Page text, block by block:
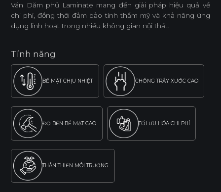
Ván Dăm phủ Laminate mang đến giải pháp hiệu quả về
chi phí, đồng thời đảm bảo tính thẩm mỹ và khả năng ứng
dụng linh hoạt trong nhiều không gian nội thất.
Tính năng
BỀ MẶT CHỊU NHIỆT CHỐNG TRẦY XƯỚC CAO
ĐỘ BỀN BỀ MẶT CAO TỐI ƯU HÓA CHI PHÍ
THÂN THIỆN MÔI TRƯỜNG